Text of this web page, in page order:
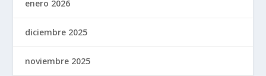
enero 2026
diciembre 2025
noviembre 2025